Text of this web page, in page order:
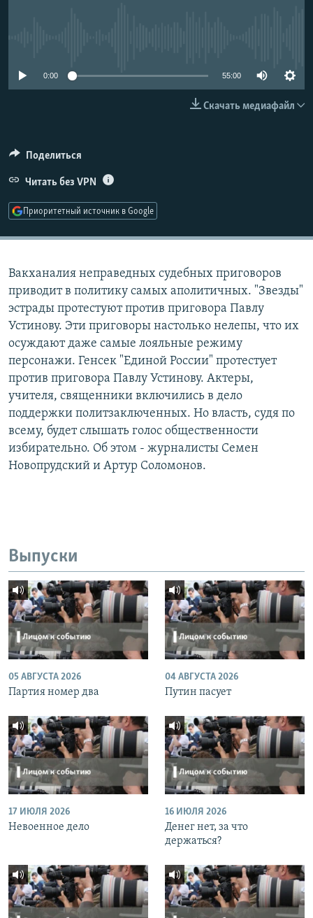
СОЦИАЛЬНЫЕ СЕТИ
0:00 55:00
Скачать медиафайл
Поделиться
Читать без VPN
Приоритетный источник в Google
Вакханалия неправедных судебных приговоров
приводит в политику самых аполитичных. "Звезды"
эстрады протестуют против приговора Павлу
Устинову. Эти приговоры настолько нелепы, что их
осуждают даже самые лояльные режиму
персонажи. Генсек "Единой России" протестует
против приговора Павлу Устинову. Актеры,
учителя, священники включились в дело
поддержки политзаключенных. Но власть, судя по
всему, будет слышать голос общественности
избирательно. Об этом - журналисты Семен
Новопрудский и Артур Соломонов.
Выпуски
05 АВГУСТА 2026
Партия номер два
04 АВГУСТА 2026
Путин пасует
17 ИЮЛЯ 2026
Невоенное дело
16 ИЮЛЯ 2026
Денег нет, за что
держаться?